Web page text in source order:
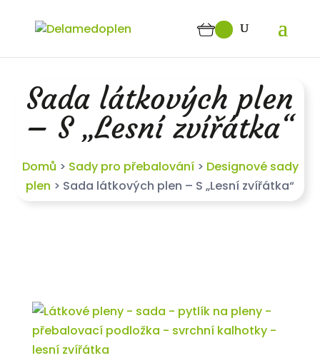
Sada látkových plen
– S „Lesní zvířátka“
Domů > Sady pro přebalování> Designové sady
plen > Sada látkových plen – S „Lesní zvířátka“